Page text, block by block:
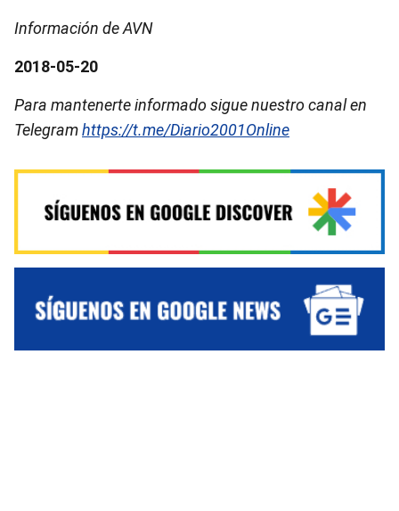
Información de AVN
2018-05-20
Para mantenerte informado sigue nuestro canal en
Telegramhttps://t.me/Diario2001Online